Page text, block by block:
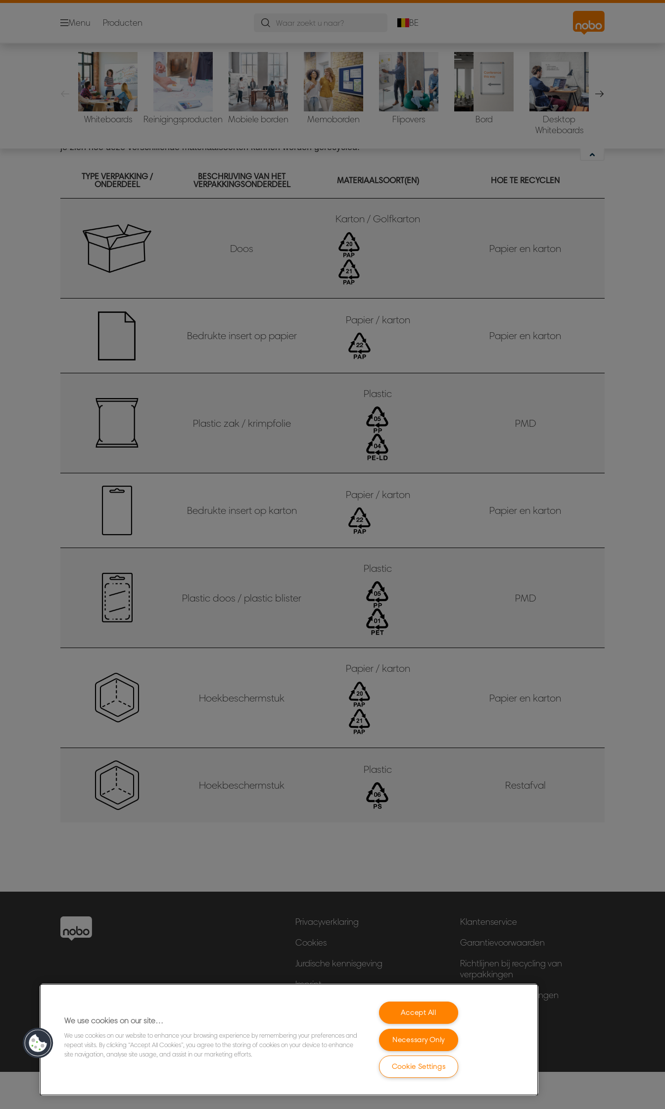
Menu Producten BE
Whiteboards Reinigingsproducten Mobiele borden Memoborden Flipovers Bord
Desktop
Whiteboards
Richtlijnen bij recycling van verpakkingen
Bij Nobo proberen we het verpakkingsmateriaal dat we gebruiken zo veel mogelijk te beperken en de verpakkingen die we hebben zo
recycleerbaar mogelijk te maken.
Het is eenvoudig om verpakkingen te recyclen als ze uit één materiaalsoort bestaan en je de verschillende materialen gemakkelijk in de
juiste recycle bakken kunt gooien.
Daarom hebben wij onze verpakkingsmaterialen gemarkeerd met de pictogrammen van de standaard materiaalsoorten en hieronder kan
je zien hoe deze verschillende materiaalsoorten kunnen worden gerecycled.
TYPE VERPAKKING /
ONDERDEEL
BESCHRIJVING VAN HET
VERPAKKINGSONDERDEEL
MATERIAALSOORT(EN) HOE TE RECYCLEN
Doos
Karton / Golfkarton
Papier en karton
Bedrukte insert op papier
Papier / karton
Papier en karton
Plastic zak / krimpfolie
Plastic
PMD
Bedrukte insert op karton
Papier / karton
Papier en karton
Plastic doos / plastic blister
Plastic
PMD
Hoekbeschermstuk
Papier / karton
Papier en karton
Hoekbeschermstuk
Plastic
Restafval
Privacyverklaring
Cookies
Jurdische kennisgeving
Imprint
Mijn gegevens beheren
Klantenservice
Garantievoorwaarden
Richtlijnen bij recycling van
verpakkingen
Conformiteitsverklaringen
©2026 ACCO Brands
We use cookies on our site…
We use cookies on our website to enhance your browsing experience by remembering your preferences and
repeat visits. By clicking “Accept All Cookies”, you agree to the storing of cookies on your device to enhance
site navigation, analyse site usage, and assist in our marketing efforts.
Accept All
Necessary Only
Cookie Settings